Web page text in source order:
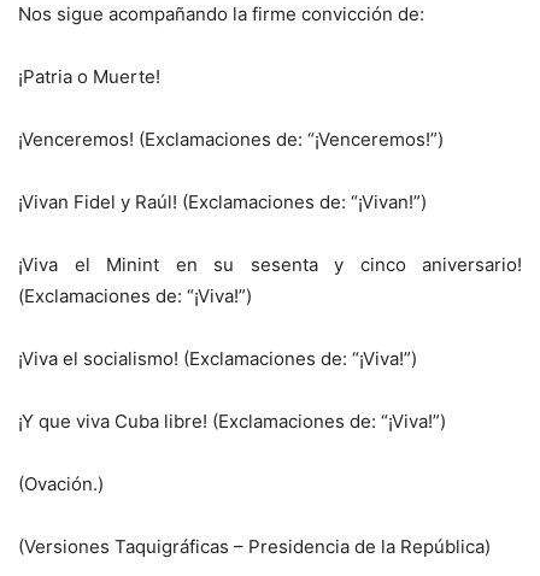
Nos sigue acompañando la firme convicción de:
¡Patria o Muerte!
¡Venceremos! (Exclamaciones de: “¡Venceremos!”)
¡Vivan Fidel y Raúl! (Exclamaciones de: “¡Vivan!”)
¡Viva el Minint en su sesenta y cinco aniversario!
(Exclamaciones de: “¡Viva!”)
¡Viva el socialismo! (Exclamaciones de: “¡Viva!”)
¡Y que viva Cuba libre! (Exclamaciones de: “¡Viva!”)
(Ovación.)
(Versiones Taquigráficas – Presidencia de la República)